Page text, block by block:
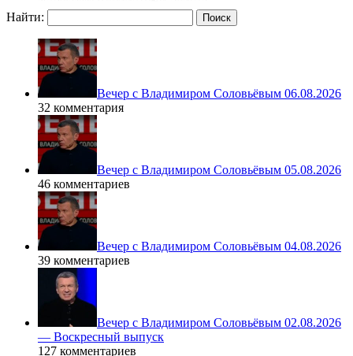
Найти:
Вечер с Владимиром Соловьёвым 06.08.2026
32 комментария
Вечер с Владимиром Соловьёвым 05.08.2026
46 комментариев
Вечер с Владимиром Соловьёвым 04.08.2026
39 комментариев
Вечер с Владимиром Соловьёвым 02.08.2026
— Воскресный выпуск
127 комментариев